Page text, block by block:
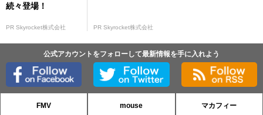
続々登場！
PR Skyrocket株式会社 PR Skyrocket株式会社
公式アカウントをフォローして最新情報を手に入れよう
FMV mouse マカフィー